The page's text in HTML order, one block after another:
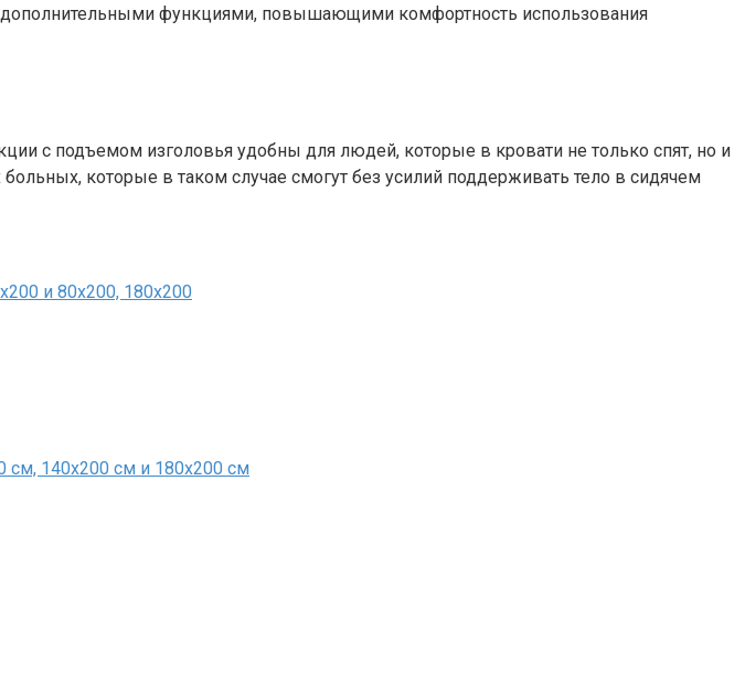
функциями, повышающими комфортность использования
с подъемом изголовья удобны для людей, которые в кровати не только спят, но и
которые в таком случае смогут без усилий поддерживать тело в сидячем